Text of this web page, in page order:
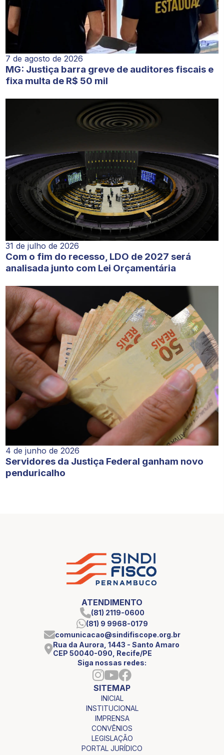
7 de agosto de 2026
MG: Justiça barra greve de auditores fiscais e
fixa multa de R$ 50 mil
31 de julho de 2026
Com o fim do recesso, LDO de 2027 será
analisada junto com Lei Orçamentária
4 de junho de 2026
Servidores da Justiça Federal ganham novo
penduricalho
ATENDIMENTO
(81) 2119-0600
(81) 9 9968-0179
comunicacao@sindifiscope.org.br
Rua da Aurora, 1443 - Santo Amaro
CEP 50040-090, Recife/PE
Siga nossas redes:
SITEMAP
INICIAL
INSTITUCIONAL
IMPRENSA
CONVÊNIOS
LEGISLAÇÃO
PORTAL JURÍDICO